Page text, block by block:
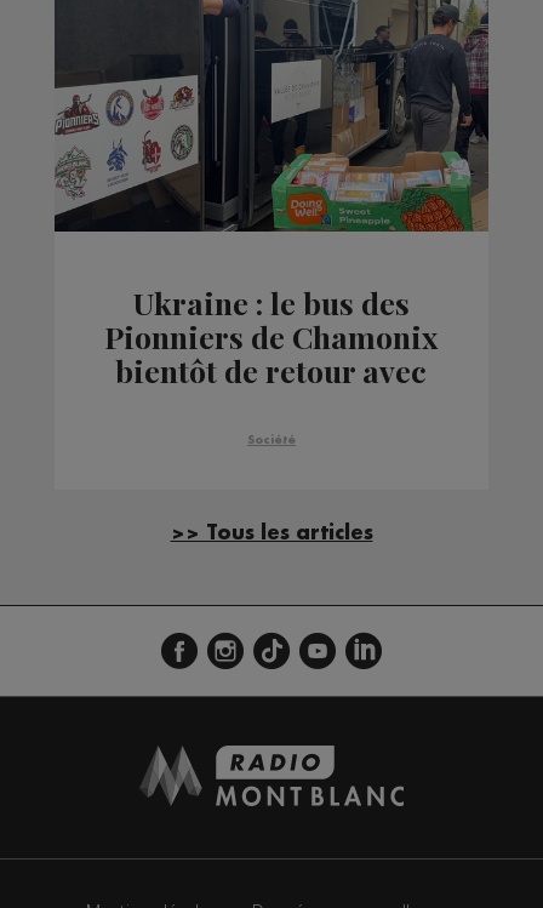
Ukraine : le bus des
Pionniers de Chamonix
bientôt de retour avec
réfugiés
Société
>> Tous les articles